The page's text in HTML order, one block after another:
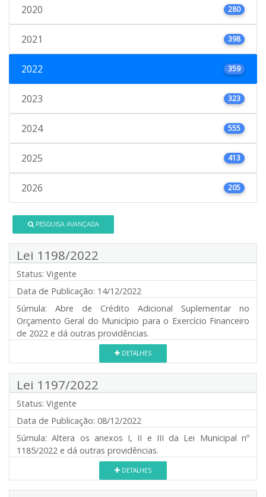
2020 280
2021 398
2022 359
2023 323
2024 555
2025 413
2026 205
PESQUISA AVANÇADA
Lei 1198/2022
Status: Vigente
Data de Publicação: 14/12/2022
Súmula: Abre de Crédito Adicional Suplementar no
Orçamento Geral do Município para o Exercício Financeiro
de 2022 e dá outras providências.
DETALHES
Lei 1197/2022
Status: Vigente
Data de Publicação: 08/12/2022
Súmula: Altera os anexos I, II e III da Lei Municipal nº
1185/2022 e dá outras providências.
DETALHES